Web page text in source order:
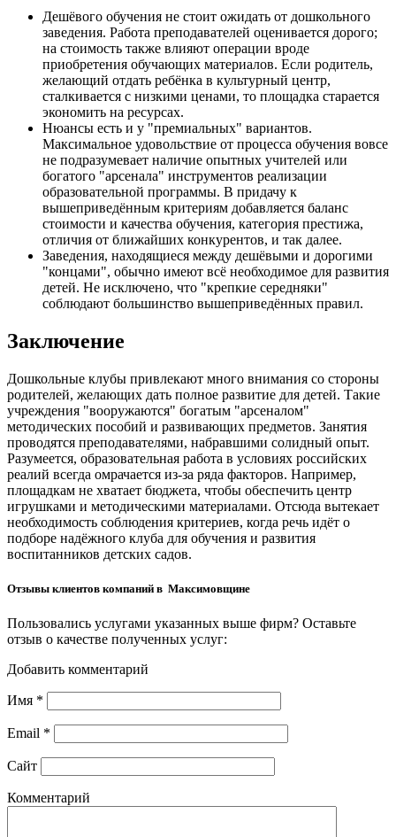
Дешёвого обучения не стоит ожидать от дошкольного
заведения. Работа преподавателей оценивается дорого;
на стоимость также влияют операции вроде
приобретения обучающих материалов. Если родитель,
желающий отдать ребёнка в культурный центр,
сталкивается с низкими ценами, то площадка старается
экономить на ресурсах.
Нюансы есть и у "премиальных" вариантов.
Максимальное удовольствие от процесса обучения вовсе
не подразумевает наличие опытных учителей или
богатого "арсенала" инструментов реализации
образовательной программы. В придачу к
вышеприведённым критериям добавляется баланс
стоимости и качества обучения, категория престижа,
отличия от ближайших конкурентов, и так далее.
Заведения, находящиеся между дешёвыми и дорогими
"концами", обычно имеют всё необходимое для развития
детей. Не исключено, что "крепкие середняки"
соблюдают большинство вышеприведённых правил.
Заключение
Дошкольные клубы привлекают много внимания со стороны
родителей, желающих дать полное развитие для детей. Такие
учреждения "вооружаются" богатым "арсеналом"
методических пособий и развивающих предметов. Занятия
проводятся преподавателями, набравшими солидный опыт.
Разумеется, образовательная работа в условиях российских
реалий всегда омрачается из-за ряда факторов. Например,
площадкам не хватает бюджета, чтобы обеспечить центр
игрушками и методическими материалами. Отсюда вытекает
необходимость соблюдения критериев, когда речь идёт о
подборе надёжного клуба для обучения и развития
воспитанников детских садов.
Отзывы клиентов компаний в Максимовщине
Пользовались услугами указанных выше фирм? Оставьте
отзыв о качестве полученных услуг:
Добавить комментарий
Имя *
Email *
Сайт
Комментарий